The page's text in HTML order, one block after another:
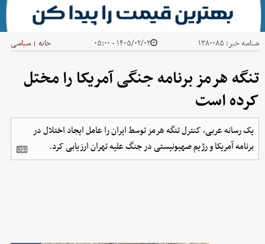
شناسه خبر: ۱۳۸۰۰۸۵ ۱۴۰۵/۰۲/۰۲ - ۰۵:۰۰ خانه | سیاسی
تنگه هرمز برنامه جنگی آمریکا را مختل
کرده است
یک رسانه عربی، کنترل تنگه هرمز توسط ایران را عامل ایجاد اختلال در
برنامه آمریکا و رژیم صهیونیستی در جنگ علیه تهران ارزیابی کرد.